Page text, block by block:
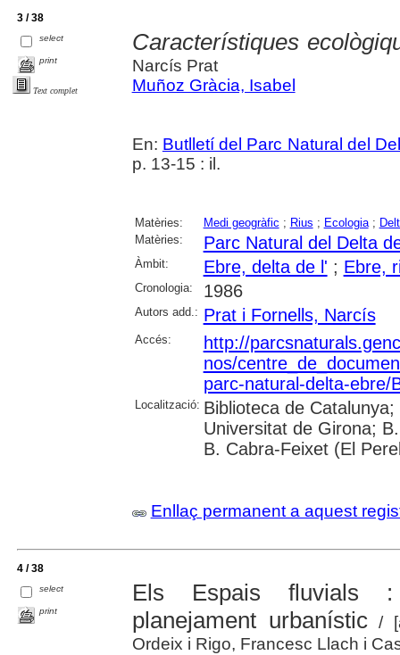
3 / 38
select
print
Text complet
Característiques
Narcís Prat
Muñoz Gràcia, Isabel
En: Butlletí del Parc Natural del
p. 13-15 : il.
Matèries: Medi geogràfic ; Rius ; Ecologia;
Matèries:
Parc Natural del Delta
Àmbit: Ebre, delta de l' ; Ebre,
Cronologia: 1986
Autors add.: Prat i Fornells, Narcís
Accés:
http://
nos/
parc-natural-delta-ebre/
Localització: Biblioteca de
Universitat de Girona;
B. Cabra-Feixet (El
Enllaç permanent a aquest
4 / 38
select
print
Els Espais fluvials :
planejament urbanístic/
Ordeix i Rigo, Francesc Llach i